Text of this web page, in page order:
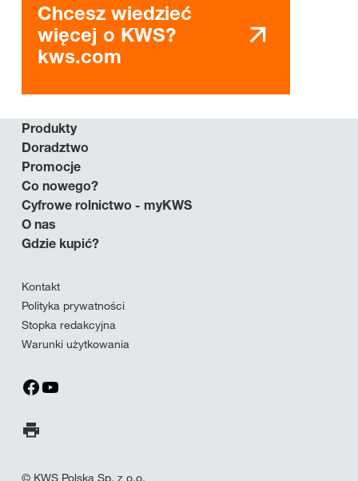
Chcesz wiedzieć
więcej o KWS?
kws.com
Produkty
Doradztwo
Promocje
Co nowego?
Cyfrowe rolnictwo - myKWS
O nas
Gdzie kupić?
Kontakt
Polityka prywatności
Stopka redakcyjna
Warunki użytkowania
Wydrukuj stronę
© KWS Polska Sp. z o.o.